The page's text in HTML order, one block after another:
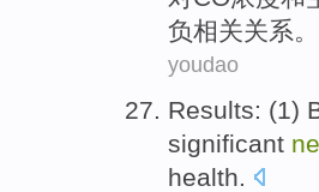
负相关关系。
youdao
Results: (1)
significant
health.